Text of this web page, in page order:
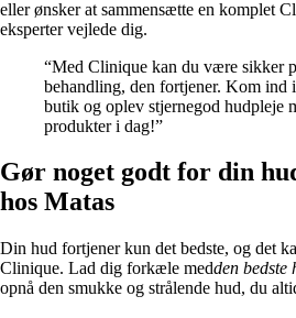
eller ønsker at sammensætte en komplet
eksperter vejlede dig.
“Med Clinique kan du være sikker
behandling, den fortjener. Kom ind
butik og oplev stjernegod hudpleje
produkter i dag!”
Gør noget godt for din
hos Matas
Din hud fortjener kun det bedste, og det
Clinique. Lad dig forkæle medden bedste
opnå den smukke og strålende hud, du